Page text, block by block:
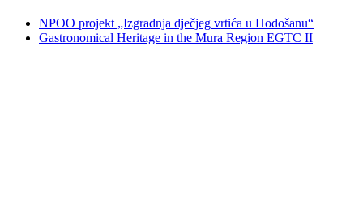
NPOO projekt „Izgradnja dječjeg vrtića u Hodošanu“
Gastronomical Heritage in the Mura Region EGTC II